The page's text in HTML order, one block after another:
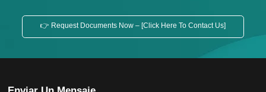
👉 Request Documents Now – [Click Here To Contact Us]